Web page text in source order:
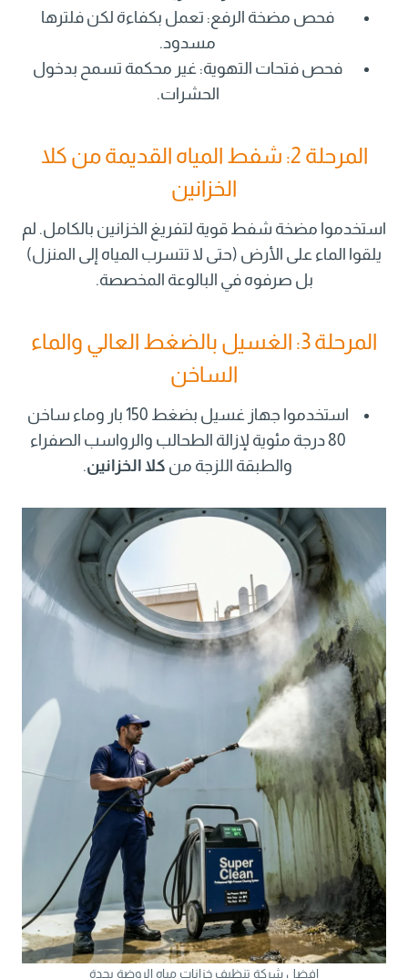
فحص مضخة الرفع: تعمل بكفاءة لكن فلترها
مسدود.
فحص فتحات التهوية: غير محكمة تسمح بدخول
الحشرات.
المرحلة 2: شفط المياه القديمة من كلا
الخزانين
استخدموا مضخة شفط قوية لتفريغ الخزانين بالكامل. لم
يلقوا الماء على الأرض (حتى لا تتسرب المياه إلى المنزل)
بل صرفوه في البالوعة المخصصة.
المرحلة 3: الغسيل بالضغط العالي والماء
الساخن
استخدموا جهاز غسيل بضغط 150 بار وماء ساخن
80 درجة مئوية لإزالة الطحالب والرواسب الصفراء
والطبقة اللزجة من كلا الخزانين.
افضل شركة تنظيف خزانات مياه الروضة بجدة